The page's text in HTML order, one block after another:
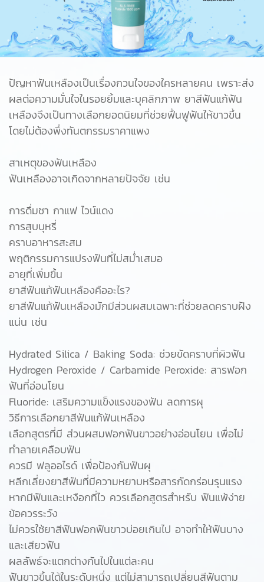
ปัญหาฟันเหลืองเป็นเรื่องกวนใจของใครหลายคน เพราะส่ง
ผลต่อความมั่นใจในรอยยิ้มและบุคลิกภาพ ยาสีฟันแก้ฟัน
เหลืองจึงเป็นทางเลือกยอดนิยมที่ช่วยฟื้นฟูฟันให้ขาวขึ้น
โดยไม่ต้องพึ่งทันตกรรมราคาแพง
สาเหตุของฟันเหลือง
ฟันเหลืองอาจเกิดจากหลายปัจจัย เช่น
การดื่มชา กาแฟ ไวน์แดง
การสูบบุหรี่
คราบอาหารสะสม
พฤติกรรมการแปรงฟันที่ไม่สม่ำเสมอ
อายุที่เพิ่มขึ้น
ยาสีฟันแก้ฟันเหลืองคืออะไร?
ยาสีฟันแก้ฟันเหลืองมักมีส่วนผสมเฉพาะที่ช่วยลดคราบฝัง
แน่น เช่น
Hydrated Silica / Baking Soda: ช่วยขัดคราบที่ผิวฟัน
Hydrogen Peroxide / Carbamide Peroxide: สารฟอก
ฟันที่อ่อนโยน
Fluoride: เสริมความแข็งแรงของฟัน ลดการผุ
วิธีการเลือกยาสีฟันแก้ฟันเหลือง
เลือกสูตรที่มี ส่วนผสมฟอกฟันขาวอย่างอ่อนโยน เพื่อไม่
ทำลายเคลือบฟัน
ควรมี ฟลูออไรด์ เพื่อป้องกันฟันผุ
หลีกเลี่ยงยาสีฟันที่มีความหยาบหรือสารกัดกร่อนรุนแรง
หากมีฟันและเหงือกที่ไว ควรเลือกสูตรสำหรับ ฟันแพ้ง่าย
ข้อควรระวัง
ไม่ควรใช้ยาสีฟันฟอกฟันขาวบ่อยเกินไป อาจทำให้ฟันบาง
และเสียวฟัน
ผลลัพธ์จะแตกต่างกันไปในแต่ละคน
ฟันขาวขึ้นได้ในระดับหนึ่ง แต่ไม่สามารถเปลี่ยนสีฟันตาม